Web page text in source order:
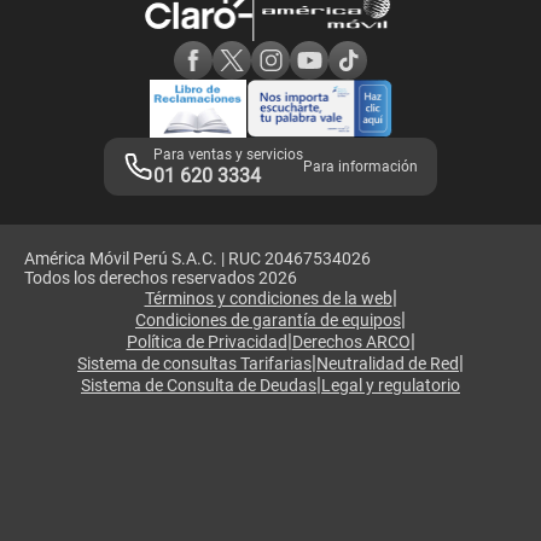
Adquirientes iPhone 6, 6S y SE
Mensaje de Seguridad
Términos y Condiciones de Tienda Claro
Libro de Reclamaciones
Legales de marketplace
Para ventas y servicios
01 620 3334 Para información
América Móvil Perú S.A.C. | RUC 20467534026
Todos los derechos reservados 2026
Términos y condiciones de la web|
Condiciones de garantía de equipos|
Política de Privacidad|Derechos ARCO|
Sistema de consultas Tarifarias|Neutralidad de Red|
Sistema de Consulta de Deudas|Legal y regulatorio